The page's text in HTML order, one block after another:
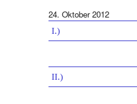
24. Oktober 2012
I.)
II.)